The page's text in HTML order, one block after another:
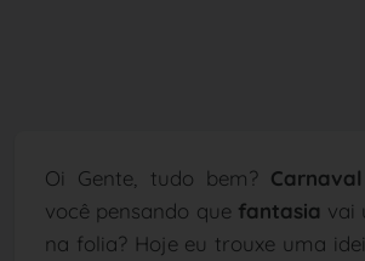
Oi Gente, tudo bem? Carnaval
você pensando que fantasia vai
na folia? Hoje eu trouxe uma